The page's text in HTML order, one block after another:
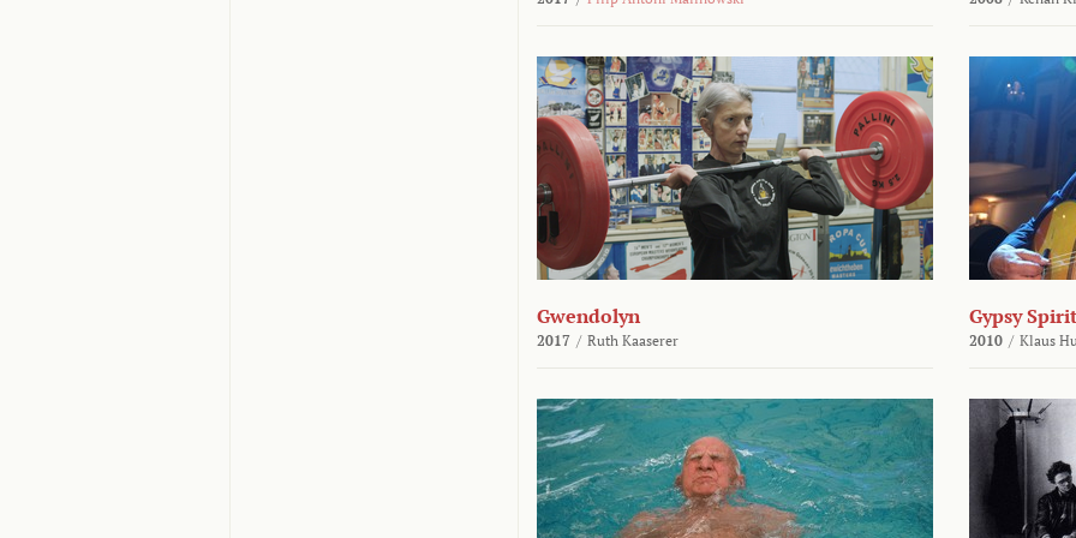
Gwendolyn
2017 / Ruth Kaaserer
Gypsy
2010 / Klaus